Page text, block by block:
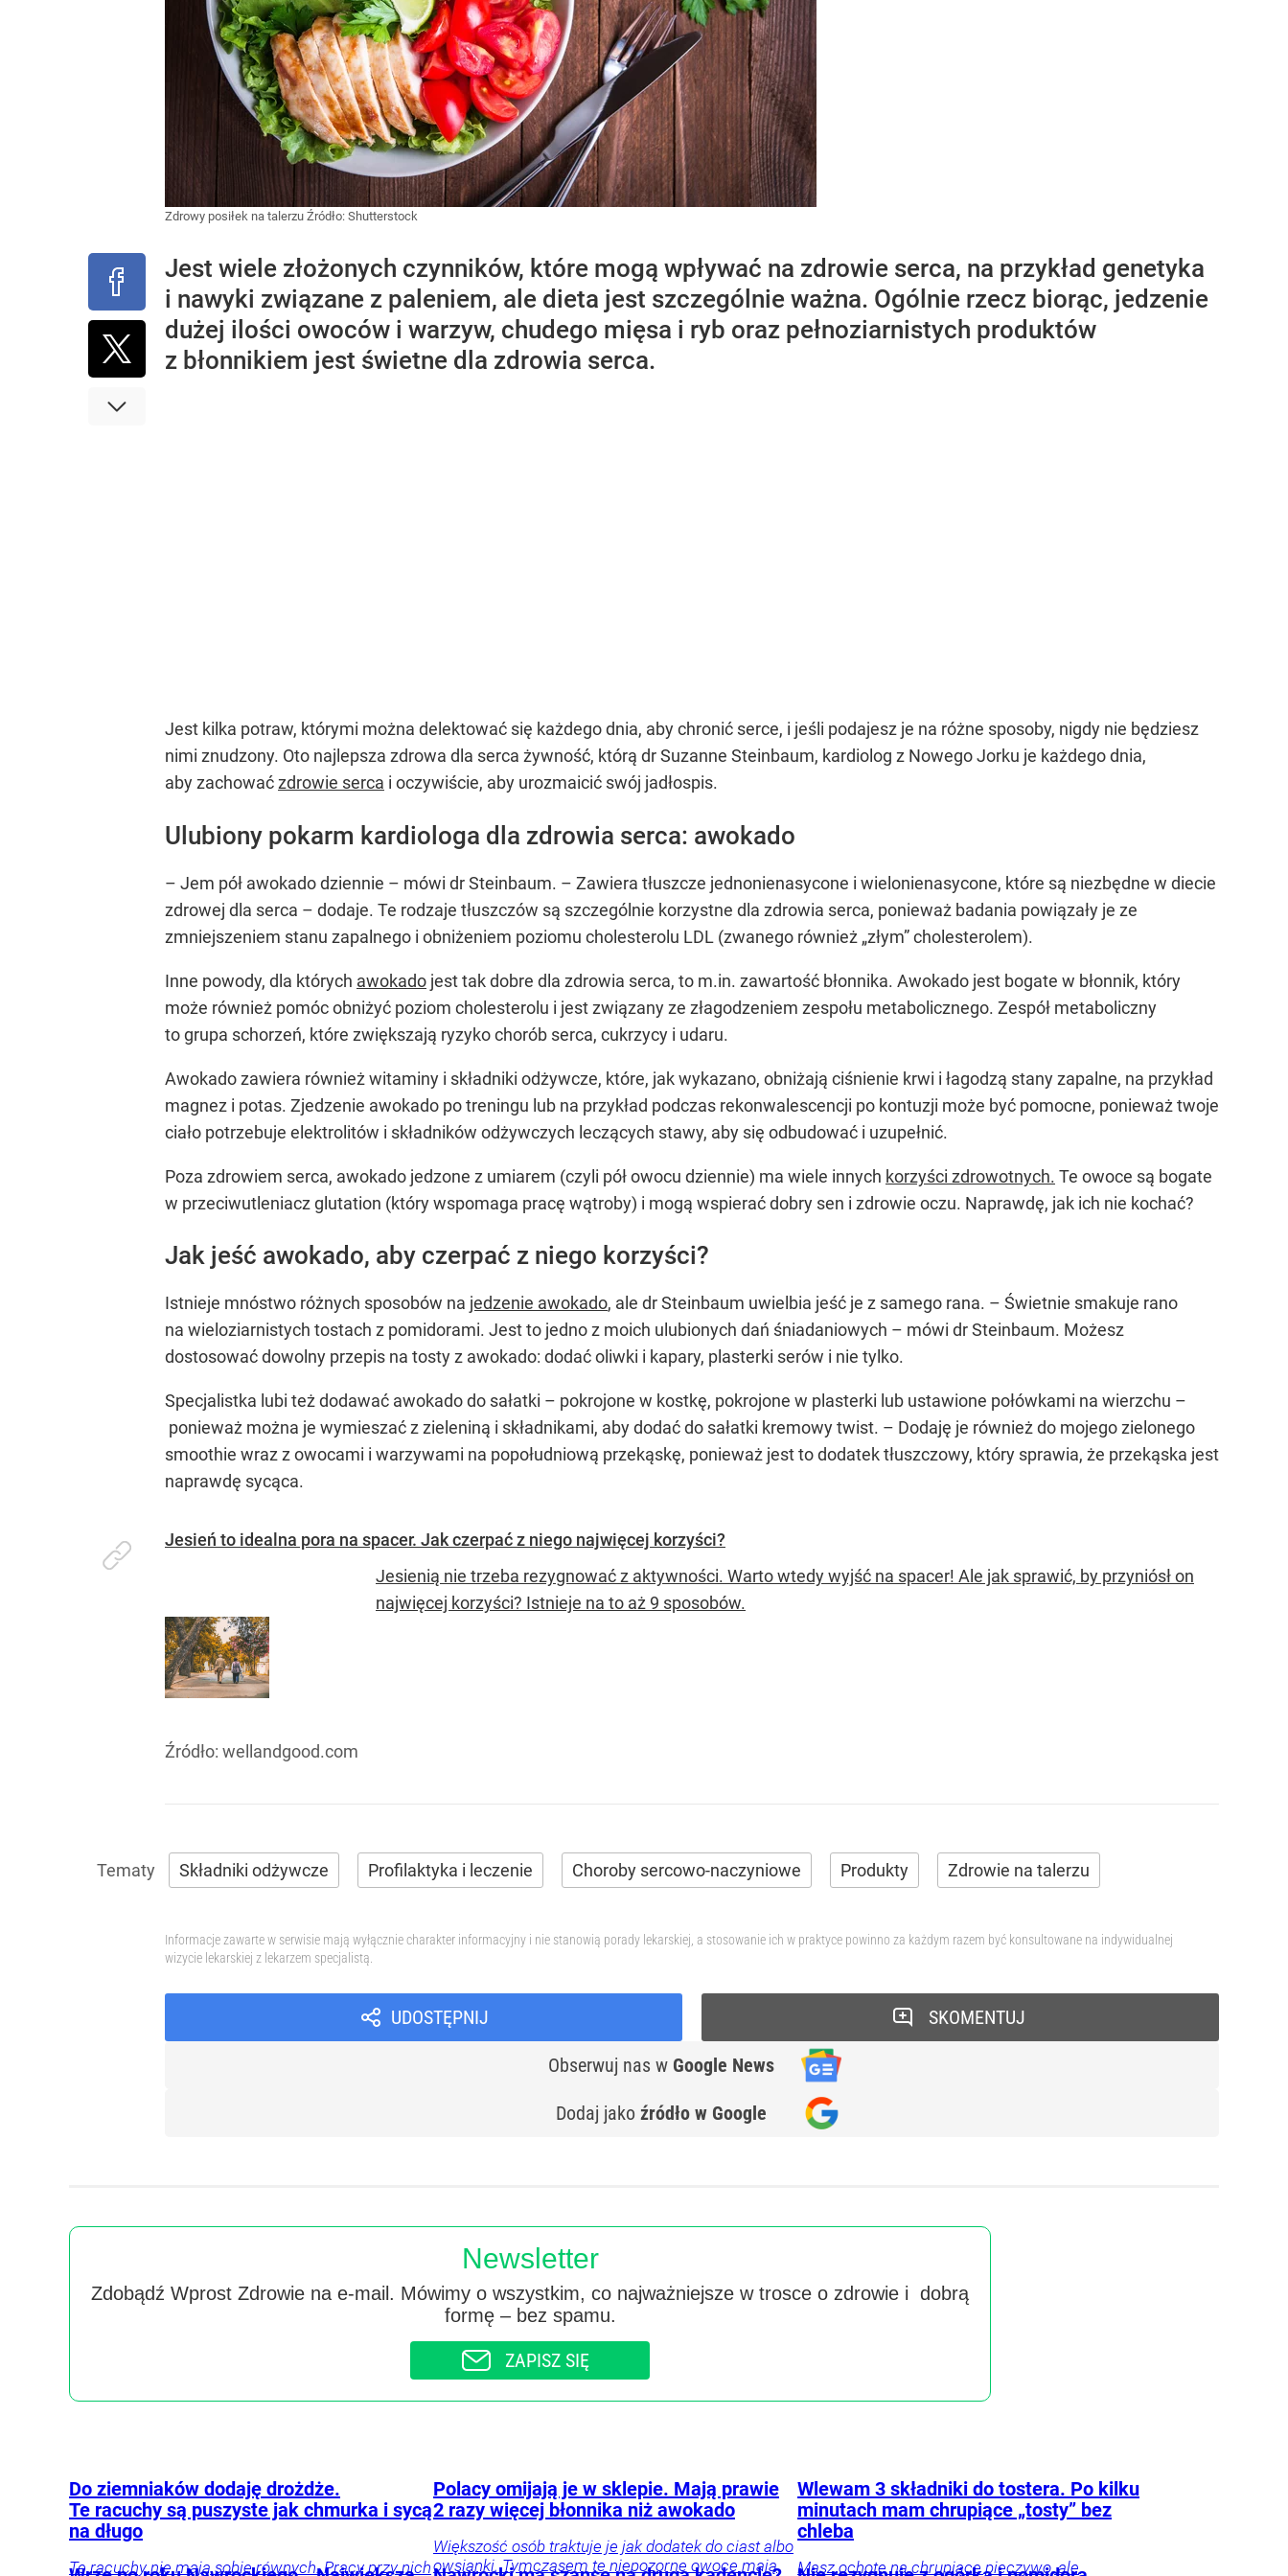
Zdrowy posiłek na talerzu Źródło: Shutterstock
Jest wiele złożonych czynników, które mogą wpływać na zdrowie serca, na przykład genetyka
i nawyki związane z paleniem, ale dieta jest szczególnie ważna. Ogólnie rzecz biorąc, jedzenie
dużej ilości owoców i warzyw, chudego mięsa i ryb oraz pełnoziarnistych produktów
z błonnikiem jest świetne dla zdrowia serca.
Jest kilka potraw, którymi można delektować się każdego dnia, aby chronić serce, i jeśli podajesz je na różne sposoby, nigdy nie będziesz
nimi znudzony. Oto najlepsza zdrowa dla serca żywność, którą dr Suzanne Steinbaum, kardiolog z Nowego Jorku je każdego dnia,
aby zachowaćzdrowie serca i oczywiście, aby urozmaicić swój jadłospis.
Ulubiony pokarm kardiologa dla zdrowia serca: awokado
– Jem pół awokado dziennie – mówi dr Steinbaum. – Zawiera tłuszcze jednonienasycone i wielonienasycone, które są niezbędne w diecie
zdrowej dla serca – dodaje. Te rodzaje tłuszczów są szczególnie korzystne dla zdrowia serca, ponieważ badania powiązały je ze
zmniejszeniem stanu zapalnego i obniżeniem poziomu cholesterolu LDL (zwanego również „złym” cholesterolem).
Inne powody, dla których awokado jest tak dobre dla zdrowia serca, to m.in. zawartość błonnika. Awokado jest bogate w błonnik, który
może również pomóc obniżyć poziom cholesterolu i jest związany ze złagodzeniem zespołu metabolicznego. Zespół metaboliczny
to grupa schorzeń, które zwiększają ryzyko chorób serca, cukrzycy i udaru.
Awokado zawiera również witaminy i składniki odżywcze, które, jak wykazano, obniżają ciśnienie krwi i łagodzą stany zapalne, na przykład
magnez i potas. Zjedzenie awokado po treningu lub na przykład podczas rekonwalescencji po kontuzji może być pomocne, ponieważ twoje
ciało potrzebuje elektrolitów i składników odżywczych leczących stawy, aby się odbudować i uzupełnić.
Poza zdrowiem serca, awokado jedzone z umiarem (czyli pół owocu dziennie) ma wiele innych korzyści zdrowotnych. Te owoce są bogate
w przeciwutleniacz glutation (który wspomaga pracę wątroby) i mogą wspierać dobry sen i zdrowie oczu. Naprawdę, jak ich nie kochać?
Jak jeść awokado, aby czerpać z niego korzyści?
Istnieje mnóstwo różnych sposobów na jedzenie awokado, ale dr Steinbaum uwielbia jeść je z samego rana. – Świetnie smakuje rano
na wieloziarnistych tostach z pomidorami. Jest to jedno z moich ulubionych dań śniadaniowych – mówi dr Steinbaum. Możesz
dostosować dowolny przepis na tosty z awokado: dodać oliwki i kapary, plasterki serów i nie tylko.
Specjalistka lubi też dodawać awokado do sałatki – pokrojone w kostkę, pokrojone w plasterki lub ustawione połówkami na wierzchu –
ponieważ można je wymieszać z zieleniną i składnikami, aby dodać do sałatki kremowy twist. – Dodaję je również do mojego zielonego
smoothie wraz z owocami i warzywami na popołudniową przekąskę, ponieważ jest to dodatek tłuszczowy, który sprawia, że przekąska jest
naprawdę sycąca.
Jesień to idealna pora na spacer. Jak czerpać z niego najwięcej korzyści?
Jesienią nie trzeba rezygnować z aktywności. Warto wtedy wyjść na spacer! Ale jak sprawić, by przyniósł on
najwięcej korzyści? Istnieje na to aż 9 sposobów.
Źródło: wellandgood.com
Składniki odżywcze Profilaktyka i leczenie Choroby sercowo-naczyniowe Produkty Zdrowie na talerzu
Informacje zawarte w serwisie mają wyłącznie charakter informacyjny i nie stanowią porady lekarskiej, a stosowanie ich w praktyce powinno za każdym razem być konsultowane na indywidualnej
wizycie lekarskiej z lekarzem specjalistą.
UDOSTĘPNIJ
Obserwuj nas w Google News
Dodaj jako źródło w Google
SKOMENTUJ
Newsletter
Zdobądź Wprost Zdrowie na e-mail. Mówimy o wszystkim, co najważniejsze w trosce o zdrowie i dobrą
formę – bez spamu.
ZAPISZ SIĘ
Do ziemniaków dodaję drożdże.
Te racuchy są puszyste jak chmurka i sycą
na długo
Te racuchy nie mają sobie równych. Pracy przy nich
Polacy omijają je w sklepie. Mają prawie
2 razy więcej błonnika niż awokado
Większość osób traktuje je jak dodatek do ciast albo
owsianki. Tymczasem te niepozorne owoce mają
Wlewam 3 składniki do tostera. Po kilku
minutach mam chrupiące „tosty” bez
chleba
Masz ochotę na chrupiące pieczywo, ale